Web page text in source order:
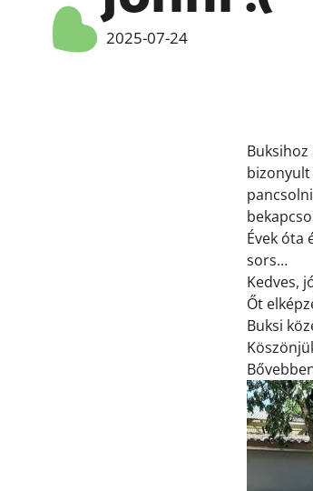
2025-07-24
bizonyult
Évek óta
sors…
Kedves,
Őt
Buksi